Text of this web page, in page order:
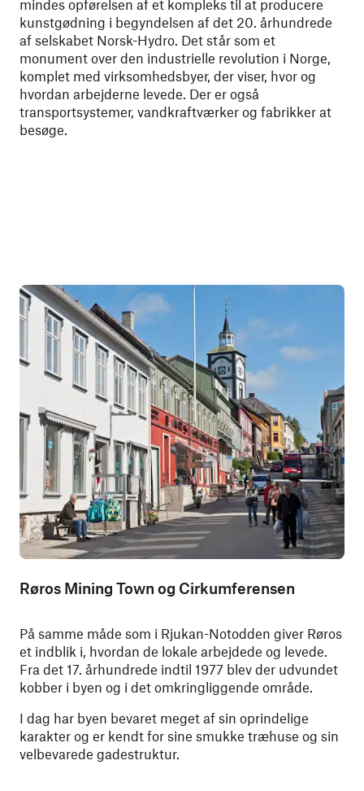
mindes opførelsen af et kompleks til at producere
kunstgødning i begyndelsen af det 20. århundrede
af selskabet Norsk-Hydro. Det står som et
monument over den industrielle revolution i Norge,
komplet med virksomhedsbyer, der viser, hvor og
hvordan arbejderne levede. Der er også
transportsystemer, vandkraftværker og fabrikker at
besøge.
Røros Mining Town og Cirkumferensen
På samme måde som i Rjukan-Notodden giver Røros
et indblik i, hvordan de lokale arbejdede og levede.
Fra det 17. århundrede indtil 1977 blev der udvundet
kobber i byen og i det omkringliggende område.
I dag har byen bevaret meget af sin oprindelige
karakter og er kendt for sine smukke træhuse og sin
velbevarede gadestruktur.